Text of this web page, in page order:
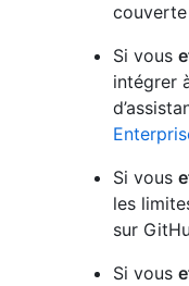
couverte
Si vous
intégrer
Si vous
les
sur
Si vous